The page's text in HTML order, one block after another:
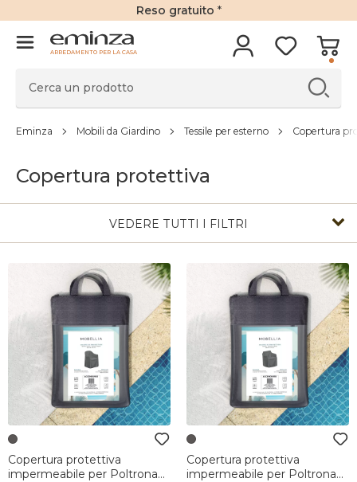
Reso gratuito *
ARREDAMENTO PER LA CASA
Eminza Mobili da Giardino Tessile per esterno Copertura
Copertura protettiva
VEDERE TUTTI I FILTRI
Copertura protettiva
impermeabile per Poltrona
Copertura protettiva
impermeabile per Poltrona